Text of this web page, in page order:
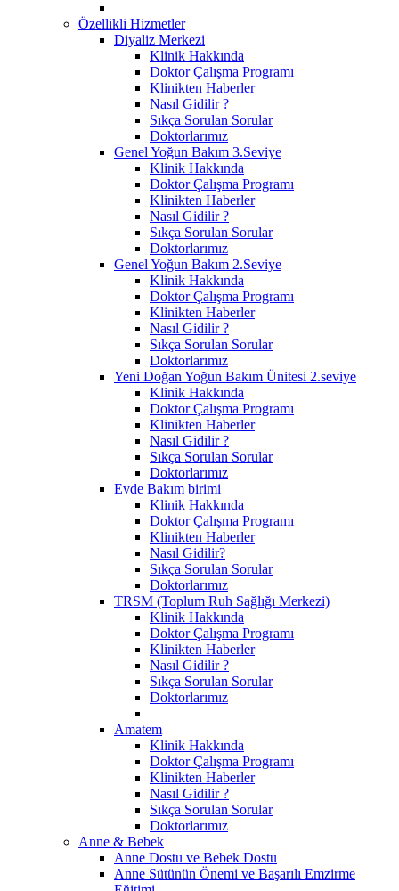
Özellikli Hizmetler
Diyaliz Merkezi
Klinik Hakkında
Doktor Çalışma Programı
Klinikten Haberler
Nasıl Gidilir ?
Sıkça Sorulan Sorular
Doktorlarımız
Genel Yoğun Bakım 3.Seviye
Klinik Hakkında
Doktor Çalışma Programı
Klinikten Haberler
Nasıl Gidilir ?
Sıkça Sorulan Sorular
Doktorlarımız
Genel Yoğun Bakım 2.Seviye
Klinik Hakkında
Doktor Çalışma Programı
Klinikten Haberler
Nasıl Gidilir ?
Sıkça Sorulan Sorular
Doktorlarımız
Yeni Doğan Yoğun Bakım Ünitesi 2.seviye
Klinik Hakkında
Doktor Çalışma Programı
Klinikten Haberler
Nasıl Gidilir ?
Sıkça Sorulan Sorular
Doktorlarımız
Evde Bakım birimi
Klinik Hakkında
Doktor Çalışma Programı
Klinikten Haberler
Nasıl Gidilir?
Sıkça Sorulan Sorular
Doktorlarımız
TRSM (Toplum Ruh Sağlığı Merkezi)
Klinik Hakkında
Doktor Çalışma Programı
Klinikten Haberler
Nasıl Gidilir ?
Sıkça Sorulan Sorular
Doktorlarımız
Amatem
Klinik Hakkında
Doktor Çalışma Programı
Klinikten Haberler
Nasıl Gidilir ?
Sıkça Sorulan Sorular
Doktorlarımız
Anne & Bebek
Anne Dostu ve Bebek Dostu
Anne Sütünün Önemi ve Başarılı Emzirme